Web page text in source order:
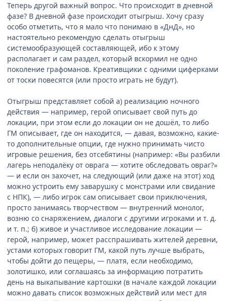
Теперь другой важный вопрос. Что происходит в дневной
фазе? В дневной фазе происходит отыгрыш. Хочу сразу
особо отметить, что я мало что понимаю в «ДнД», но
настоятельно рекомендую сделать отыгрыш
системообразующей составляющей, ибо к этому
располагает и сам раздел, который вскормил не одно
поколение графоманов. Креативщики с одними циферками
от тоски повесятся (или просто играть не будут).
Отыгрыш представляет собой а) реализацию ночного
действия — например, герой описывает свой путь до
локации, при этом если до локации он не дошёл, то либо
ГМ описывает, где он находится, — давая, возможно, какие-
то дополнительные опции, где нужно принимать чисто
игровые решения, без отсебятины (например: «Вы разбили
лагерь неподалёку от оврага — хотите обследовать овраг?»
— и если он захочет, на следующий (или даже на этот) ход
можно устроить ему заварушку с монстрами или свидание
с НПК), — либо игрок сам описывает свои приключения,
просто занимаясь творчеством — внутренний монолог,
возню со снаряжением, диалоги с другими игроками и т. д.
и т. п.; б) живое и участливое исследование локации —
герой, например, может расспрашивать жителей деревни,
устами которых говорит ГМ, какой путь лучше выбрать,
чтобы дойти до пещеры, — платя, если необходимо,
золотишко, или соглашаясь за информацию потратить
день на выкапывание картошки (в начале каждой локации
можно давать список возможных действий или мест для